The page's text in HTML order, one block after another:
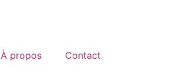
À propos Contact